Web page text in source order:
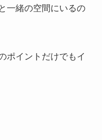
一緒の空間にいるの
ポイントだけでもイ